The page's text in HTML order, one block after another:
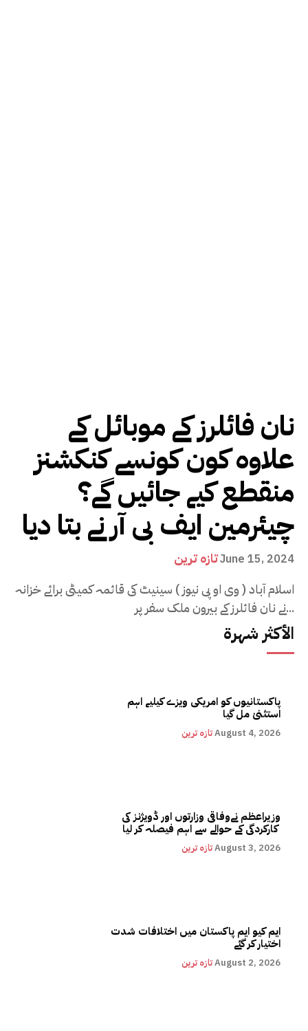
نان فائلرز کے موبائل کے
علاوہ کون کونسے کنکشنز
منقطع کیے جائیں گے؟
چیئرمین ایف بی آر نے بتا دیا
تازہ ترینJune 15, 2024
اسلام آباد ( وی او پی نیوز ) سینیٹ کی قائمہ کمیٹی برائے خزانہ
نے نان فائلرز کے بیرون ملک سفر پر...
الأكثر شهرة
پاکستانیوں کو امریکی ویزے کیلیے اہم
استثنیٰ مل گیا
تازہ ترینAugust 4, 2026
وزیراعظم نےوفاقی وزارتوں اور ڈویژنز کی
کارکردگی کے حوالے سے اہم فیصلہ کر لیا
تازہ ترینAugust 3, 2026
ایم کیو ایم پاکستان میں اختلافات شدت
اختیار کر گئے
تازہ ترینAugust 2, 2026